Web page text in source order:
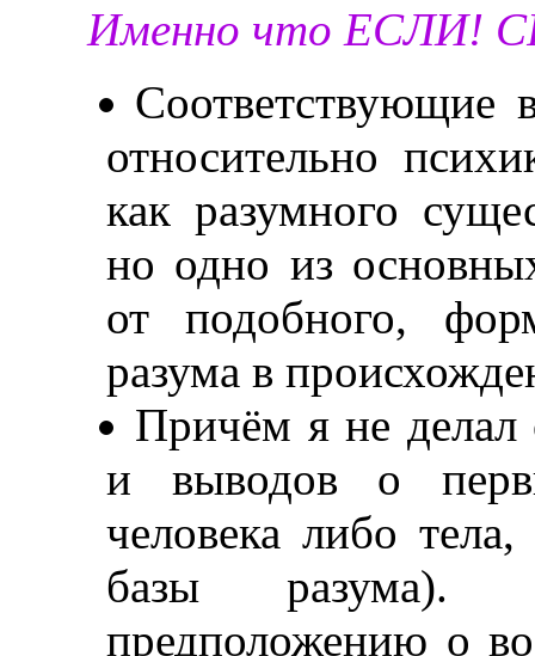
Именно что ЕСЛИ!
Соответствующие
относительно
как разумного
но одно из
от подобного,
разума в
Причём я не делал
и выводов о
человека либо
базы разума).
предположению о